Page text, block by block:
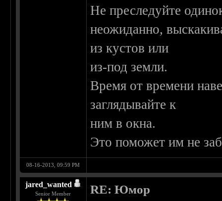
Не преследуйте
неожиданно,
из кустов или
из-под земли.
Время от времени
заглядывайте к
ним в окна.
Это поможет им не
08-16-2013, 09:59 PM
jared_wanted
Senior Member RE: Юмор